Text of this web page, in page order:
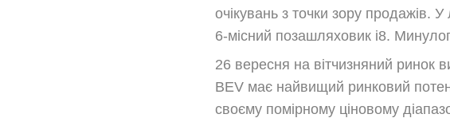
очікувань з точки зору продажів.
6-місний позашляховик i8.
26 вересня на вітчизняний ринок
BEV має найвищий ринковий
своєму помірному ціновому